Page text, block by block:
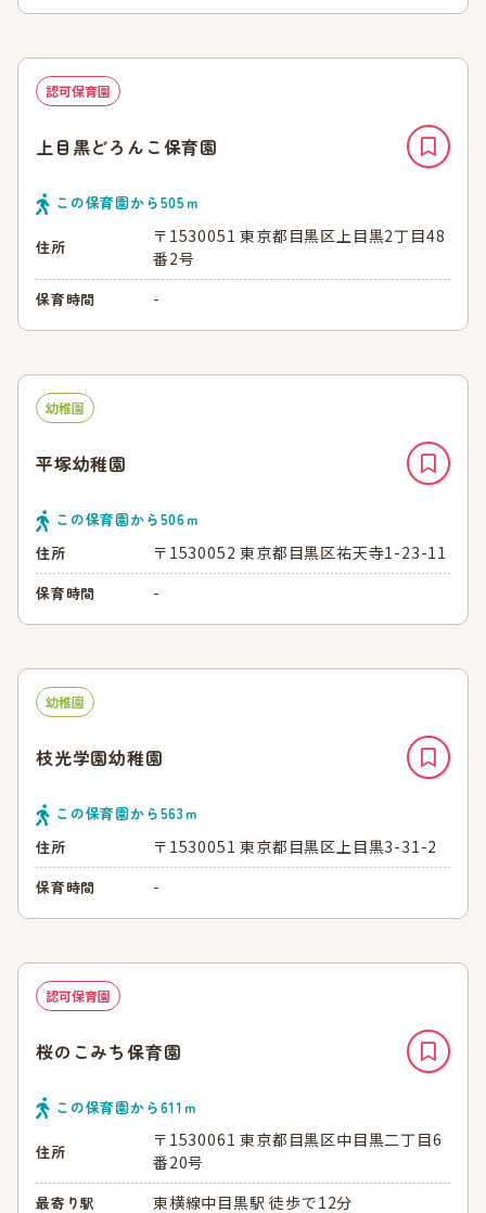
認可保育園
上目黒どろんこ保育園
この保育園から505ｍ
住所
〒1530051 東京都目黒区上目黒2丁目48
番2号
保育時間 -
幼稚園
平塚幼稚園
この保育園から506ｍ
住所
〒1530052 東京都目黒区祐天寺1-23-11
保育時間 -
幼稚園
枝光学園幼稚園
この保育園から563ｍ
住所
〒1530051 東京都目黒区上目黒3-31-2
保育時間 -
認可保育園
桜のこみち保育園
この保育園から611 ｍ
住所
〒1530061 東京都目黒区中目黒二丁目6
番20号
最寄り駅 東横線中目黒駅 徒歩で12分